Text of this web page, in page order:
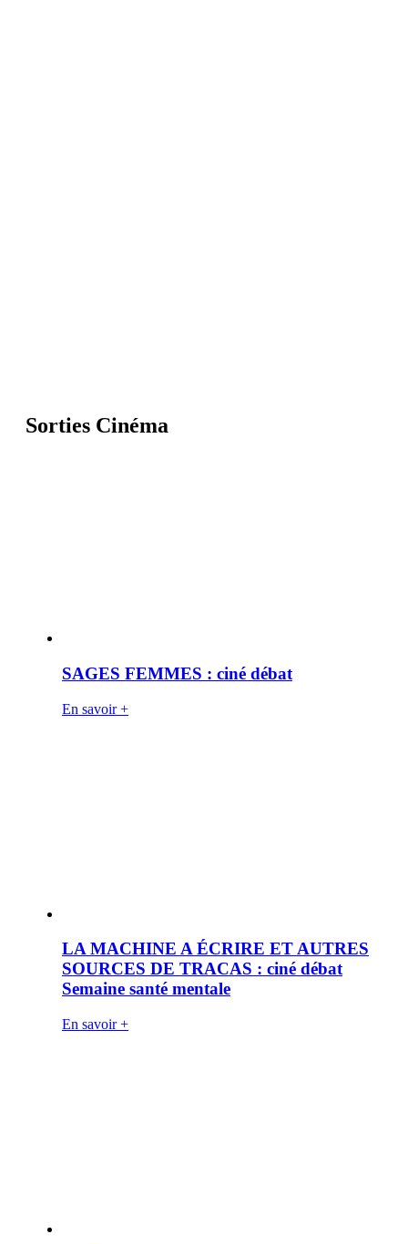
Sorties Cinéma
SAGES FEMMES : ciné débat
En savoir +
LA MACHINE A ÉCRIRE ET AUTRES
SOURCES DE TRACAS : ciné débat
Semaine santé mentale
En savoir +